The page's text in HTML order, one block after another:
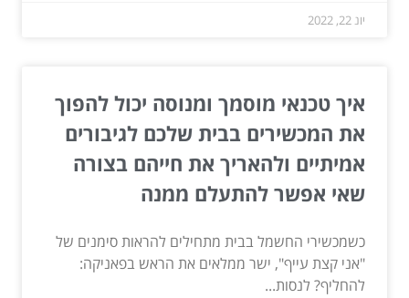
יונ 22, 2022
איך טכנאי מוסמך ומנוסה יכול להפוך
את המכשירים בבית שלכם לגיבורים
אמיתיים ולהאריך את חייהם בצורה
שאי אפשר להתעלם ממנה
כשמכשירי החשמל בבית מתחילים להראות סימנים של
"אני קצת עייף", ישר ממלאים את הראש בפאניקה:
להחליף? לנסות...